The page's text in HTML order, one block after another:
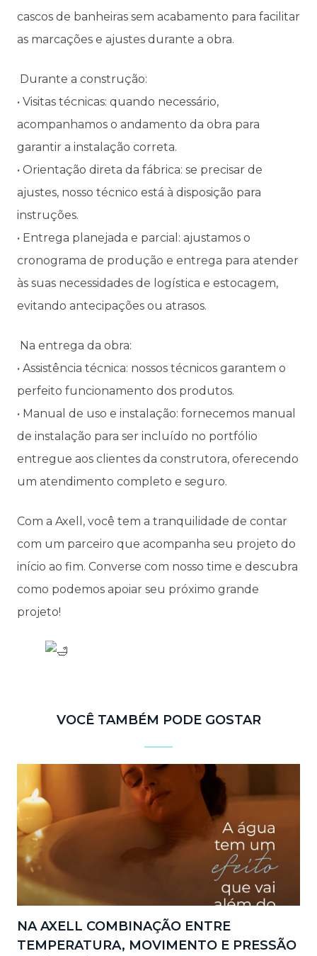
cascos de banheiras sem acabamento para facilitar
as marcações e ajustes durante a obra.
Durante a construção:
• Visitas técnicas: quando necessário,
acompanhamos o andamento da obra para
garantir a instalação correta.
• Orientação direta da fábrica: se precisar de
ajustes, nosso técnico está à disposição para
instruções.
• Entrega planejada e parcial: ajustamos o
cronograma de produção e entrega para atender
às suas necessidades de logística e estocagem,
evitando antecipações ou atrasos.
Na entrega da obra:
• Assistência técnica: nossos técnicos garantem o
perfeito funcionamento dos produtos.
• Manual de uso e instalação: fornecemos manual
de instalação para ser incluído no portfólio
entregue aos clientes da construtora, oferecendo
um atendimento completo e seguro.
Com a Axell, você tem a tranquilidade de contar
com um parceiro que acompanha seu projeto do
início ao fim. Converse com nosso time e descubra
como podemos apoiar seu próximo grande
projeto!
VOCÊ TAMBÉM PODE GOSTAR
NA AXELL COMBINAÇÃO ENTRE
TEMPERATURA, MOVIMENTO E PRESSÃO